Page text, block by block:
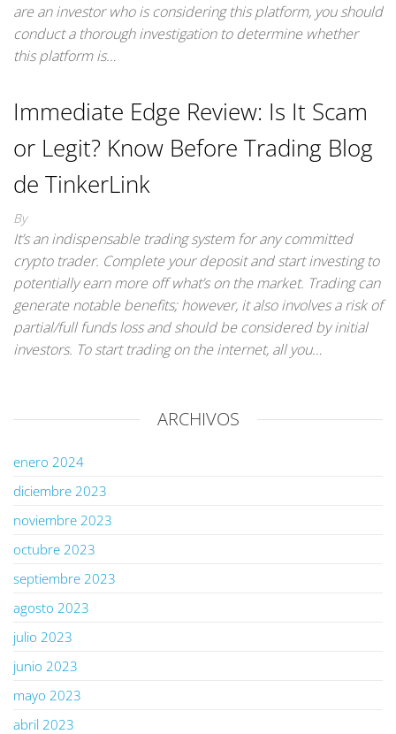
are an investor who is considering this platform, you should
conduct a thorough investigation to determine whether
this platform is…
Immediate Edge Review: Is It Scam
or Legit? Know Before Trading Blog
de TinkerLink
By
It’s an indispensable trading system for any committed
crypto trader. Complete your deposit and start investing to
potentially earn more off what’s on the market. Trading can
generate notable benefits; however, it also involves a risk of
partial/full funds loss and should be considered by initial
investors. To start trading on the internet, all you…
ARCHIVOS
enero 2024
diciembre 2023
noviembre 2023
octubre 2023
septiembre 2023
agosto 2023
julio 2023
junio 2023
mayo 2023
abril 2023